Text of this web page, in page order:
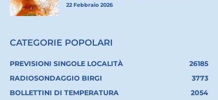
22 Febbraio 2026
CATEGORIE POPOLARI
PREVISIONI SINGOLE LOCALITÀ
26185
RADIOSONDAGGIO BIRGI
3773
BOLLETTINI DI TEMPERATURA
2054